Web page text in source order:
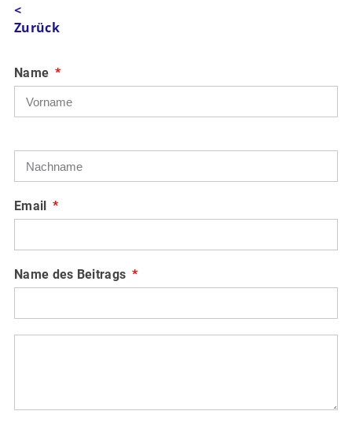
<
Zurück
Name
Email
Name des Beitrags